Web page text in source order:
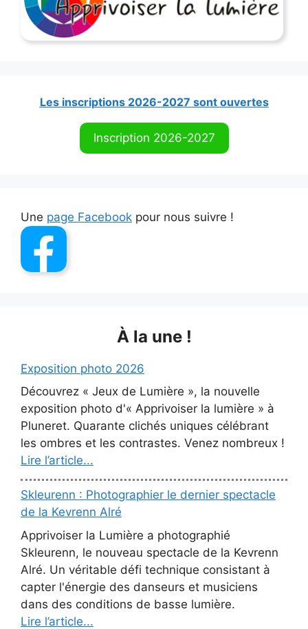
Les inscriptions 2026-2027 sont ouvertes
Inscription 2026-2027
Une page Facebook pour nous suivre !
À la une !
Exposition photo 2026
Découvrez « Jeux de Lumière », la nouvelle
exposition photo d'« Apprivoiser la lumière » à
Pluneret. Quarante clichés uniques célébrant
les ombres et les contrastes. Venez nombreux !
Lire l’article...
Skleurenn : Photographier le dernier spectacle
de la Kevrenn Alré
Apprivoiser la Lumière a photographié
Skleurenn, le nouveau spectacle de la Kevrenn
Alré. Un véritable défi technique consistant à
capter l'énergie des danseurs et musiciens
dans des conditions de basse lumière.
Lire l’article...